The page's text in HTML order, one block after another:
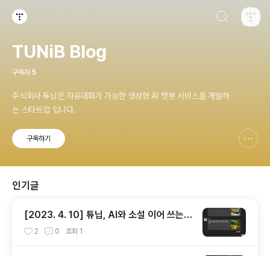
TUNiB Blog
구독자 5
주식회사 튜닙은 자유대화가 가능한 생성형 AI 챗봇 서비스를 개발하
는 스타트업 입니다.
구독하기
인기글
[2023. 4. 10] 튜닙, AI와 소설 이어 쓰는
‘스토리릴레이’ 등 잇달아 출시
2 0 조회 1